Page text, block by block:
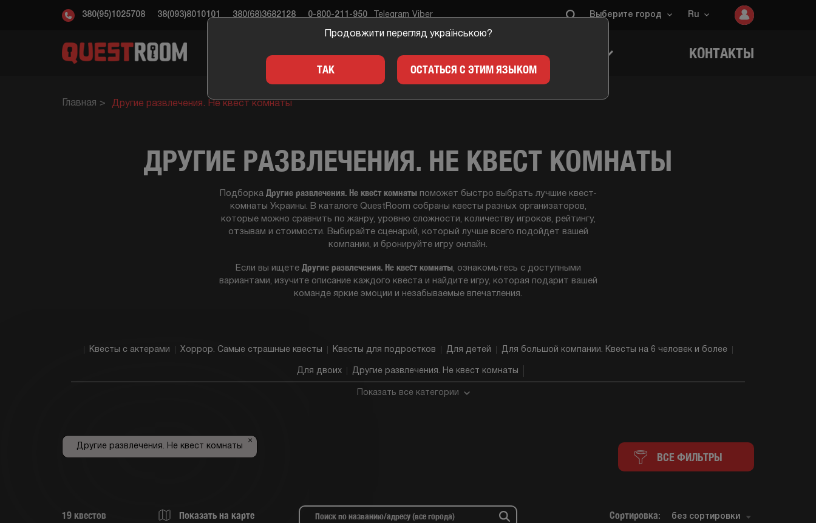
380(95)1025708 38(093)8010101 380(68)3682128 0-800-211-950 Telegram Viber Выберите город Ru
КВЕСТЫ ПОДАРКИ ДЛЯ ИГРОКОВ КОНТАКТЫ
Главная Другие развлечения. Не квест комнаты
ДРУГИЕ РАЗВЛЕЧЕНИЯ. НЕ КВЕСТ КОМНАТЫ
Подборка Другие развлечения. Не квест комнатыпоможет быстро выбрать лучшие квест-
комнаты Украины. В каталоге QuestRoom собраны квесты разных организаторов,
которые можно сравнить по жанру, уровню сложности, количеству игроков, рейтингу,
отзывам и стоимости. Выбирайте сценарий, который лучше всего подойдет вашей
компании, и бронируйте игру онлайн.
Если вы ищете Другие развлечения. Не квест комнаты, ознакомьтесь с доступными
вариантами, изучите описание каждого квеста и найдите игру, которая подарит вашей
команде яркие эмоции и незабываемые впечатления.
Квесты с актерами Хоррор. Самые страшные квесты Квесты для подростков Для детей Для большой компании. Квесты на 6 человек и более
Для двоих Другие развлечения. Не квест комнаты
Показать все категории
Другие развлечения. Не квест комнаты
×
ВСЕ ФИЛЬТРЫ
19 квестов Показать на карте Сортировка:
Продовжити перегляд українською?
ТАК ОСТАТЬСЯ С ЭТИМ ЯЗЫКОМ